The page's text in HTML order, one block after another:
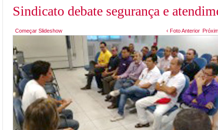
Sindicato debate segurança e
Começar Slideshow ‹ Foto Anterior